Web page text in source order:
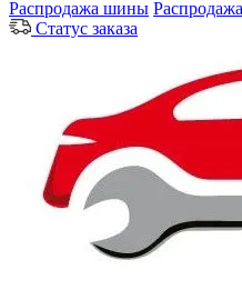
Распродажа шины
Статус заказа